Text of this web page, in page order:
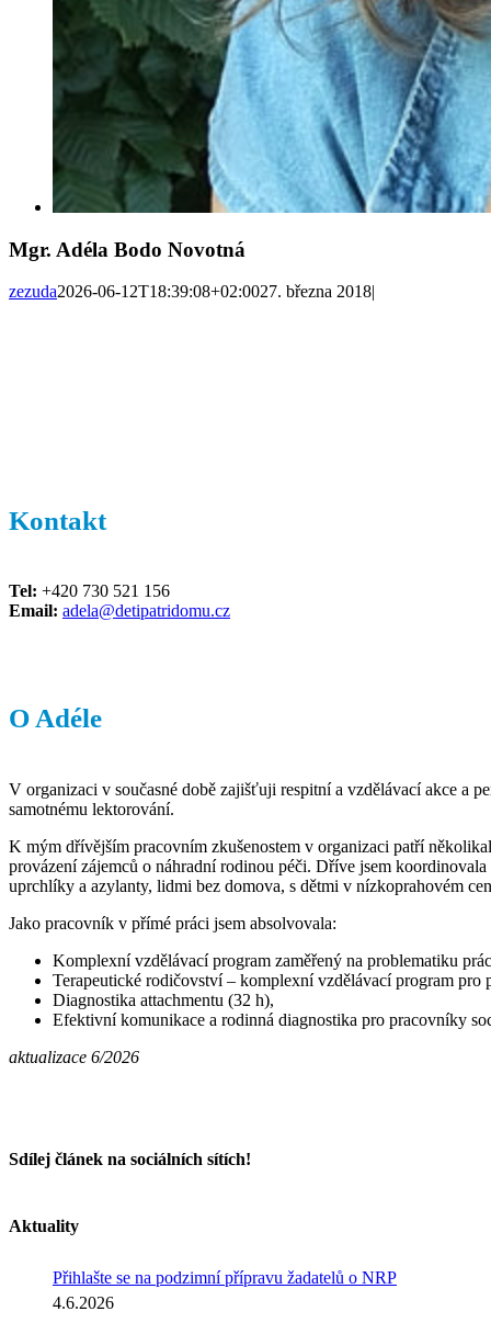
Mgr. Adéla Bodo Novotná
zezuda2026-06-12T18:39:08+02:0027. března 2018|
Kontakt
Tel: +420 730 521 156
Email: adela@detipatridomu.cz
O Adéle
V organizaci v současné době zajišťuji respitní a vzdělávací akce a
samotnému lektorování.
K mým dřívějším pracovním zkušenostem v organizaci patří
provázení zájemců o náhradní rodinou péči. Dříve jsem
uprchlíky a azylanty, lidmi bez domova, s dětmi v nízkoprahovém
Jako pracovník v přímé práci jsem absolvovala:
Komplexní vzdělávací program zaměřený na problematiku
Terapeutické rodičovství – komplexní vzdělávací program
Diagnostika attachmentu (32 h),
Efektivní komunikace a rodinná diagnostika pro pracovníky
aktualizace 6/2026
Sdílej článek na sociálních sítích!
mail
Aktuality
Přihlašte se na podzimní přípravu žadatelů o NRP
4.6.2026